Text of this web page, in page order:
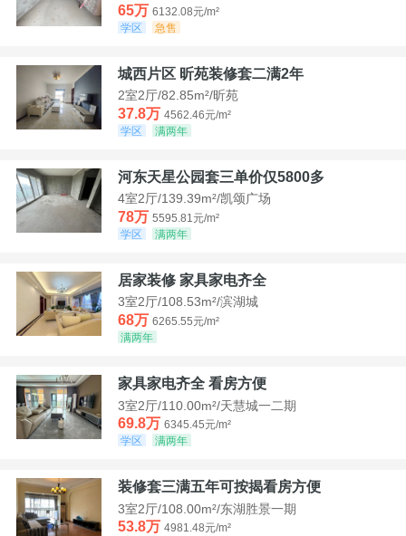
65万 6132.08元/m²
学区
急售
城西片区 昕苑装修套二满2年
2室2厅/82.85m²/昕苑
37.8万 4562.46元/m²
学区
满两年
河东天星公园套三单价仅5800多
4室2厅/139.39m²/凯颂广场
78万 5595.81元/m²
学区
满两年
居家装修 家具家电齐全
3室2厅/108.53m²/滨湖城
68万 6265.55元/m²
满两年
家具家电齐全 看房方便
3室2厅/110.00m²/天慧城一二期
69.8万 6345.45元/m²
学区
满两年
装修套三满五年可按揭看房方便
3室2厅/108.00m²/东湖胜景一期
53.8万 4981.48元/m²